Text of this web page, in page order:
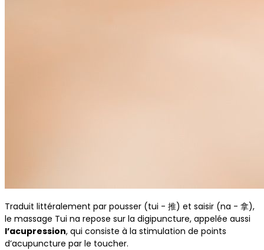
Traduit littéralement par pousser (tui - 推) et saisir (na - 拿),
le massage Tui na repose sur la digipuncture, appelée aussi
l’acupression, qui consiste à la stimulation de points
d’acupuncture par le toucher.